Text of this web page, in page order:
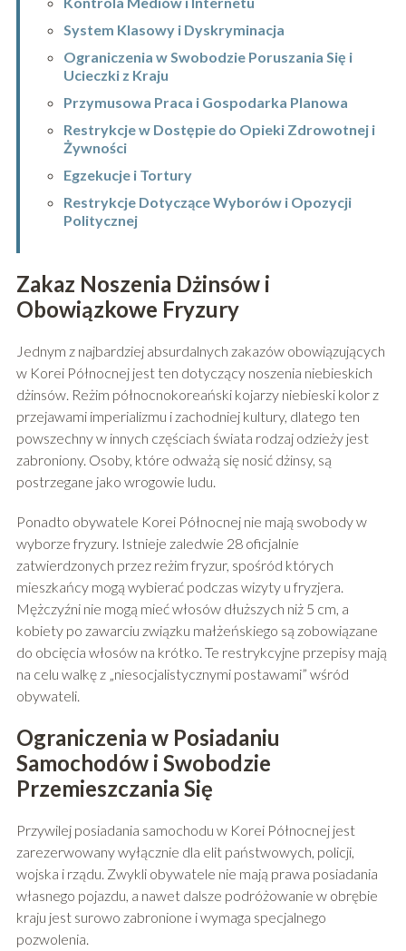
System Klasowy i Dyskryminacja
Ograniczenia w Swobodzie Poruszania Się i
Ucieczki z Kraju
Przymusowa Praca i Gospodarka Planowa
Restrykcje w Dostępie do Opieki Zdrowotnej i
Żywności
Egzekucje i Tortury
Restrykcje Dotyczące Wyborów i Opozycji
Politycznej
Zakaz Noszenia Dżinsów i
Obowiązkowe Fryzury
Jednym z najbardziej absurdalnych zakazów obowiązujących
w Korei Północnej jest ten dotyczący noszenia niebieskich
dżinsów. Reżim północnokoreański kojarzy niebieski kolor z
przejawami imperializmu i zachodniej kultury, dlatego ten
powszechny w innych częściach świata rodzaj odzieży jest
zabroniony. Osoby, które odważą się nosić dżinsy, są
postrzegane jako wrogowie ludu.
Ponadto obywatele Korei Północnej nie mają swobody w
wyborze fryzury. Istnieje zaledwie 28 oficjalnie
zatwierdzonych przez reżim fryzur, spośród których
mieszkańcy mogą wybierać podczas wizyty u fryzjera.
Mężczyźni nie mogą mieć włosów dłuższych niż 5 cm, a
kobiety po zawarciu związku małżeńskiego są zobowiązane
do obcięcia włosów na krótko. Te restrykcyjne przepisy mają
na celu walkę z „niesocjalistycznymi postawami” wśród
obywateli.
Ograniczenia w Posiadaniu
Samochodów i Swobodzie
Przemieszczania Się
Przywilej posiadania samochodu w Korei Północnej jest
zarezerwowany wyłącznie dla elit państwowych, policji,
wojska i rządu. Zwykli obywatele nie mają prawa posiadania
własnego pojazdu, a nawet dalsze podróżowanie w obrębie
kraju jest surowo zabronione i wymaga specjalnego
pozwolenia.